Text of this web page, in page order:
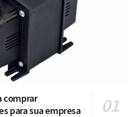
comprar
para sua empresa